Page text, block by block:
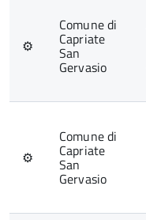
⚙
Comune di
Capriate
San
Gervasio
⚙
Comune di
Capriate
San
Gervasio